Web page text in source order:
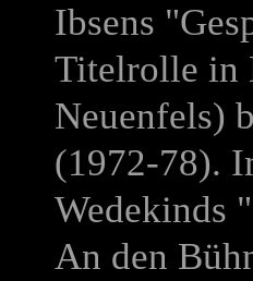
Ibsens
Titelrolle in
Neuenfels)
(1972-78).
Wedekinds
An den